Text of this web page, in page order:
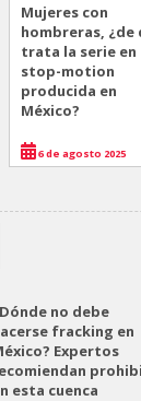
Mujeres con
hombreras, ¿de
trata la serie en
stop-motion
producida en
México?
6 de agosto 2025
no debe
fracking en
Expertos
esta cuenca